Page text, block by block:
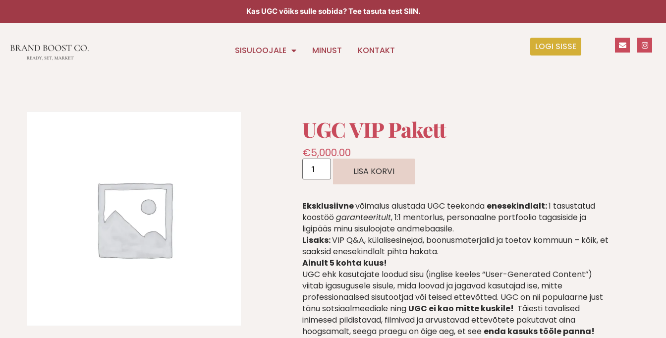
Kas UGC võiks sulle sobida? Tee tasuta test SIIN.
SISULOOJALE MINUST KONTAKT LOGI SISSE
UGC VIP Pakett
€5,000.00
LISA KORVI
Eksklusiivnevõimalus alustada UGC teekonda enesekindlalt:1 tasustatud
koostöögaranteeritult, 1:1 mentorlus, personaalne portfoolio tagasiside ja
ligipääs minu sisuloojate andmebaasile.
Lisaks:VIP Q&A, külalisesinejad, boonusmaterjalid ja toetav kommuun – kõik, et
saaksid enesekindlalt pihta hakata.
Ainult 5 kohta kuus!
UGC ehk kasutajate loodud sisu (inglise keeles “User-Generated Content”)
viitab igasugusele sisule, mida loovad ja jagavad kasutajad ise, mitte
professionaalsed sisutootjad või teised ettevõtted. UGC on nii populaarne just
tänu sotsiaalmeediale ning UGC ei kao mitte kuskile! Täiesti tavalised
inimesed pildistavad, filmivad ja arvustavad ettevõtete pakutavat aina
hoogsamalt, seega praegu on õige aeg, et see enda kasuks tööle panna!